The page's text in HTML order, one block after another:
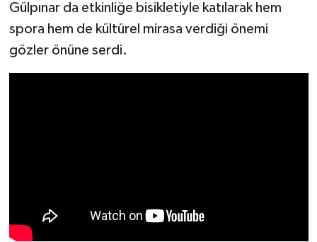
Gülpınar da etkinliğe bisikletiyle katılarak hem
spora hem de kültürel mirasa verdiği önemi
gözler önüne serdi.